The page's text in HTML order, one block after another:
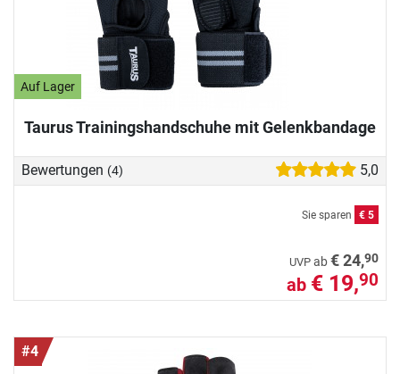
Auf Lager
Taurus Trainingshandschuhe mit Gelenkbandage
Bewertungen (4) 5,0
Sie sparen € 5
UVP ab€ 24,90
ab € 19,90
#4